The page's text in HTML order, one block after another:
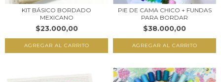
KIT BÁSICO BORDADO
MEXICANO
$23.000,00
PIE DE CAMA CHICO + FUNDAS
PARA BORDAR
$38.000,00